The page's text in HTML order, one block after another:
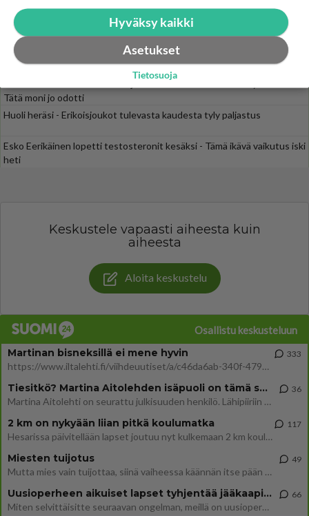
Mitä tuot pöytään parisuhteessa? 491
SUOMI24 VIIHDE
Luetuimmat: Aarne Pelkonen ja Noora Louhimo vihdoinkin yhdessä -
Tätä moni jo odotti
Huoli heräsi - Erikoisjoukot tulevasta kaudesta tyly paljastus
Esko Eerikäinen lopetti testosteronit kesäksi - Tämä ikävä vaikutus iski
heti
Keskustele vapaasti aiheesta kuin
aiheesta
Aloita keskustelu
Osallistu keskusteluun
Martinan bisneksillä ei mene hyvin
https://www.iltalehti.fi/viihdeuutiset/a/c46da6ab-340f-4790-aaa7-0865eed2336 Yrityksen konkurssihakemus on tullut kärä
333
Tiesitkö? Martina Aitolehden isäpuoli on tämä suosittu laulaja
Martina Aitolehti on seurattu julkisuuden henkilö. Lähipiiriin mahtuu muitakin tunnettuja henkilöitä. Tiesitkö, että Ma
36
2 km on nykyään liian pitkä koulumatka
Hesarissa päivitellään lapset joutuu nyt kulkemaan 2 km kouluun jösses. Ruostefillarilla tuo matka menee vaikka miten äk
117
Miesten tuijotus
Mutta mies vain tuijottaa, siinä vaiheessa käännän itse pään pois. Mikä juttu? Yleensä jos joku tuijottaa tai katsoo, hä
49
Uusioperheen aikuiset lapset tyhjentää jääkaapin käydessään
Miten selvittäisitte seuraavan ongelman, meillä on uusioperhe, minulla teini-ikäiset lapset ja puolisolla aikuiset, jotk
66
Hyväksy kaikki
Asetukset
Tietosuoja